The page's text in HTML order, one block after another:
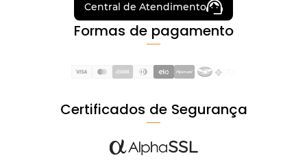
Central de Atendimento
Formas de pagamento
Certificados de Segurança